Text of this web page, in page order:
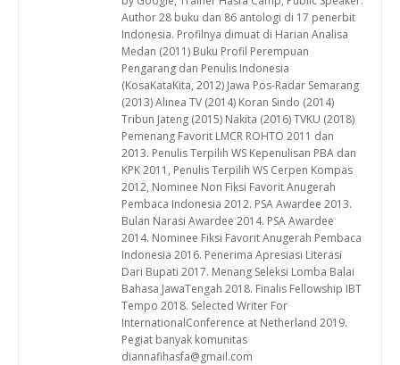
Author 28 buku dan 86 antologi di 17 penerbit
Indonesia. Profilnya dimuat di Harian Analisa
Medan (2011) Buku Profil Perempuan
Pengarang dan Penulis Indonesia
(KosaKataKita, 2012) Jawa Pos-Radar Semarang
(2013) Alinea TV (2014) Koran Sindo (2014)
Tribun Jateng (2015) Nakita (2016) TVKU (2018)
Pemenang Favorit LMCR ROHTO 2011 dan
2013. Penulis Terpilih WS Kepenulisan PBA dan
KPK 2011, Penulis Terpilih WS Cerpen Kompas
2012, Nominee Non Fiksi Favorit Anugerah
Pembaca Indonesia 2012. PSA Awardee 2013.
Bulan Narasi Awardee 2014. PSA Awardee
2014. Nominee Fiksi Favorit Anugerah Pembaca
Indonesia 2016. Penerima Apresiasi Literasi
Dari Bupati 2017. Menang Seleksi Lomba Balai
Bahasa JawaTengah 2018. Finalis Fellowship IBT
Tempo 2018. Selected Writer For
InternationalConference at Netherland 2019.
Pegiat banyak komunitas
diannafihasfa@gmail.com